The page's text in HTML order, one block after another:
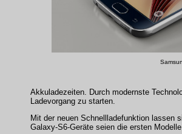
Akkuladezeiten. Durch modernste
Ladevorgang zu starten.
Mit der neuen Schnellladefunktion lassen
Galaxy-S6-Geräte seien die ersten